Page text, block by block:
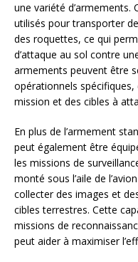
une variété d’armements.
utilisés pour transporter
des roquettes, ce qui
d’attaque au sol contre
armements peuvent être
opérationnels
mission et des cibles à
En plus de l’armement
peut également être
les missions de
monté sous l’aile de
collecter des images et
cibles terrestres. Cette
missions de
peut aider à maximiser